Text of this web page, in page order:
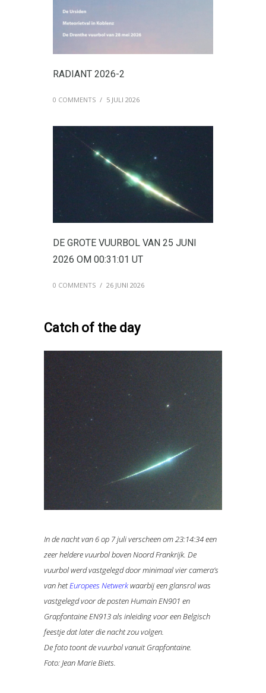
RADIANT 2026-2
0 COMMENTS / 5 JULI 2026
DE GROTE VUURBOL VAN 25 JUNI
2026 OM 00:31:01 UT
0 COMMENTS / 26 JUNI 2026
Catch of the day
In de nacht van 6 op 7 juli verscheen om 23:14:34 een
zeer heldere vuurbol boven Noord Frankrijk. De
vuurbol werd vastgelegd door minimaal vier camera’s
van hetEuropees Netwerkwaarbij een glansrol was
vastgelegd voor de posten Humain EN901 en
Grapfontaine EN913 als inleiding voor een Belgisch
feestje dat later die nacht zou volgen.
De foto toont de vuurbol vanuit Grapfontaine.
Foto: Jean Marie Biets.